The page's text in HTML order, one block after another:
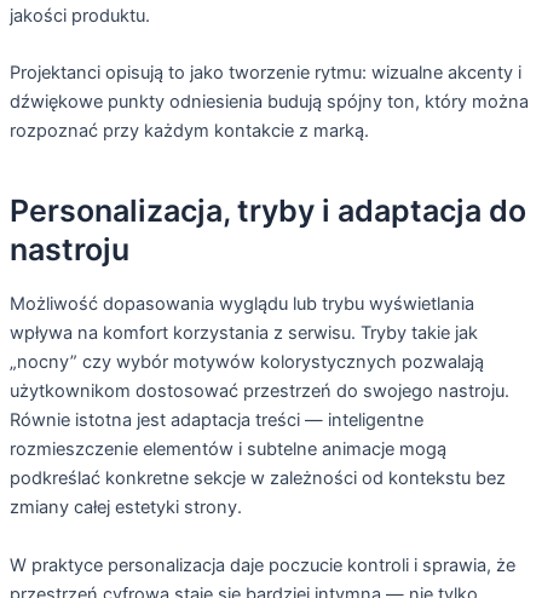
jakości produktu.
Projektanci opisują to jako tworzenie rytmu: wizualne akcenty i
dźwiękowe punkty odniesienia budują spójny ton, który można
rozpoznać przy każdym kontakcie z marką.
Personalizacja, tryby i adaptacja do
nastroju
Możliwość dopasowania wyglądu lub trybu wyświetlania
wpływa na komfort korzystania z serwisu. Tryby takie jak
„nocny” czy wybór motywów kolorystycznych pozwalają
użytkownikom dostosować przestrzeń do swojego nastroju.
Równie istotna jest adaptacja treści — inteligentne
rozmieszczenie elementów i subtelne animacje mogą
podkreślać konkretne sekcje w zależności od kontekstu bez
zmiany całej estetyki strony.
W praktyce personalizacja daje poczucie kontroli i sprawia, że